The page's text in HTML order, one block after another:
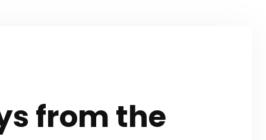
from the